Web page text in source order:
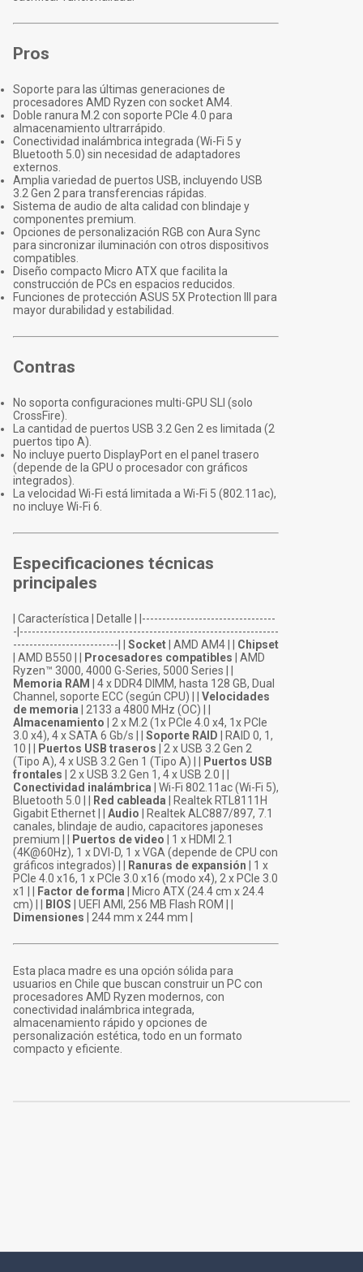
Pros
Soporte para las últimas generaciones de
procesadores AMD Ryzen con socket AM4.
Doble ranura M.2 con soporte PCIe 4.0 para
almacenamiento ultrarrápido.
Conectividad inalámbrica integrada (Wi-Fi 5 y
Bluetooth 5.0) sin necesidad de adaptadores
externos.
Amplia variedad de puertos USB, incluyendo USB
3.2 Gen 2 para transferencias rápidas.
Sistema de audio de alta calidad con blindaje y
componentes premium.
Opciones de personalización RGB con Aura Sync
para sincronizar iluminación con otros dispositivos
compatibles.
Diseño compacto Micro ATX que facilita la
construcción de PCs en espacios reducidos.
Funciones de protección ASUS 5X Protection III para
mayor durabilidad y estabilidad.
Contras
No soporta configuraciones multi-GPU SLI (solo
CrossFire).
La cantidad de puertos USB 3.2 Gen 2 es limitada (2
puertos tipo A).
No incluye puerto DisplayPort en el panel trasero
(depende de la GPU o procesador con gráficos
integrados).
La velocidad Wi-Fi está limitada a Wi-Fi 5 (802.11ac),
no incluye Wi-Fi 6.
Especificaciones técnicas
principales
| Característica | Detalle | |---------------------------------
-|----------------------------------------------------------------
--------------------------| | Socket | AMD AM4 | | Chipset
| AMD B550 | |
Procesadores compatibles | AMD
Ryzen™ 3000, 4000 G-Series, 5000 Series | |
Memoria RAM
| 4 x DDR4 DIMM, hasta 128 GB, Dual
Channel, soporte ECC (según CPU) | | Velocidades
de memoria | 2133 a 4800 MHz (OC) | |
Almacenamiento | 2 x M.2 (1x PCIe 4.0 x4, 1x PCIe
3.0 x4), 4 x SATA 6 Gb/s | | Soporte RAID | RAID 0, 1,
10 | |
Puertos USB traseros | 2 x USB 3.2 Gen 2
(Tipo A), 4 x USB 3.2 Gen 1 (Tipo A) | |
Puertos USB
frontales | 2 x USB 3.2 Gen 1, 4 x USB 2.0 | |
Conectividad inalámbrica | Wi-Fi 802.11ac (Wi-Fi 5),
Bluetooth 5.0 | |
Red cableada | Realtek RTL8111H
Gigabit Ethernet | | Audio | Realtek ALC887/897, 7.1
canales, blindaje de audio, capacitores japoneses
premium | |
Puertos de video | 1 x HDMI 2.1
(4K@60Hz), 1 x DVI-D, 1 x VGA (depende de CPU con
gráficos integrados) | |
Ranuras de expansión | 1 x
PCIe 4.0 x16, 1 x PCIe 3.0 x16 (modo x4), 2 x PCIe 3.0
x1 | |
Factor de forma | Micro ATX (24.4 cm x 24.4
cm) | |
BIOS | UEFI AMI, 256 MB Flash ROM | |
Dimensiones | 244 mm x 244 mm |
Esta placa madre es una opción sólida para
usuarios en Chile que buscan construir un PC con
procesadores AMD Ryzen modernos, con
conectividad inalámbrica integrada,
almacenamiento rápido y opciones de
personalización estética, todo en un formato
compacto y eficiente.